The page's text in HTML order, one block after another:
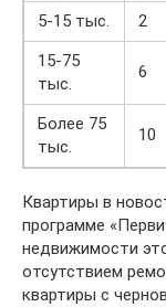
5-15 тыс.
2
15-75
тыс.
6
Более 75
тыс.
10
Квартиры в
программе
недвижимости
отсутствием
квартиры с